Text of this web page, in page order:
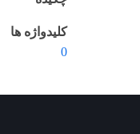
کلیدواژه ها
0